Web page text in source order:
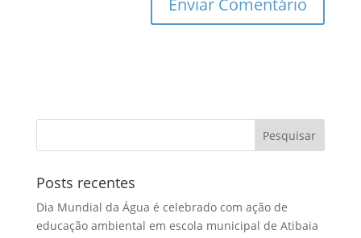
Posts recentes
Dia Mundial da Água é celebrado com ação de
educação ambiental em escola municipal de Atibaia